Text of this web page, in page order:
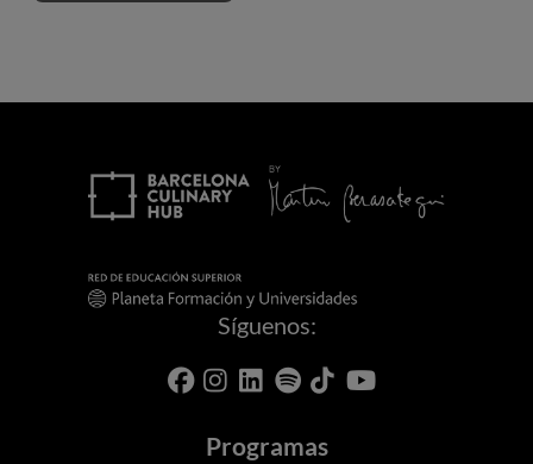
Síguenos:
Programas